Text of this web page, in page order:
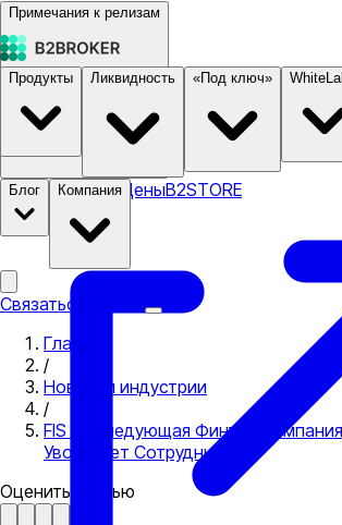
Примечания к релизам
Документация ЦеныB2STORE
Продукты Ликвидность «Под ключ»
Блог Компания
Связаться с нами
Главная
/
Новости индустрии
/
FIS — Следующая Финтех-
Увольняет Сотрудников
Оценить статью